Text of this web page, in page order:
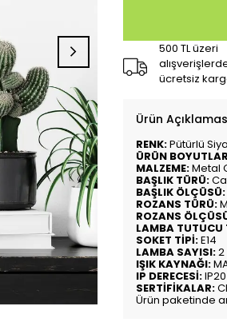
500 TL üzeri
ücretsiz
Ürün
RENK:Pütürlü
ÜRÜN
MALZEME:Metal
BAŞLIK TÜRÜ:
BAŞLIK ÖLÇÜSÜ:
ROZANS TÜRÜ:
ROZANS
LAMBA TUTUCU
SOKET TİPİ:E14
LAMBA SAYISI:2
IŞIK KAYNAĞI:
IP DERECESİ:IP20
SERTİFİKALAR:
Ürün paketinde